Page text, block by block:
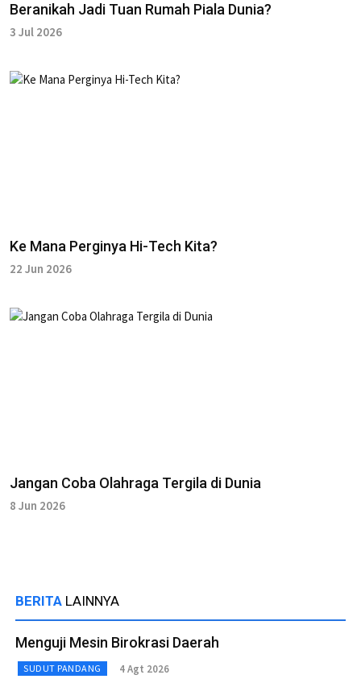
Beranikah Jadi Tuan Rumah Piala Dunia?
3 Jul 2026
Ke Mana Perginya Hi-Tech Kita?
22 Jun 2026
Jangan Coba Olahraga Tergila di Dunia
8 Jun 2026
BERITA LAINNYA
Menguji Mesin Birokrasi Daerah
SUDUT PANDANG 4 Agt 2026